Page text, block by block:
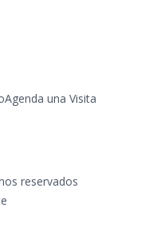
Agenda una Visita
reservados